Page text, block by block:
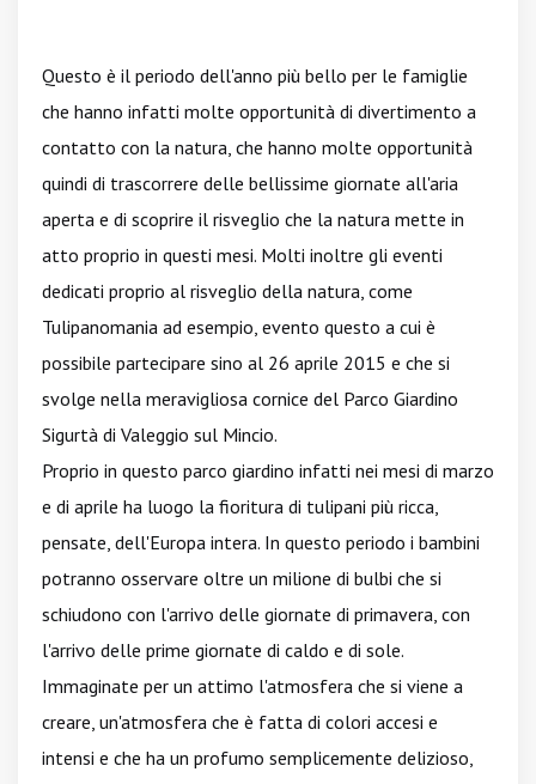
Questo è il periodo dell'anno più bello per le famiglie
che hanno infatti molte opportunità di divertimento a
contatto con la natura, che hanno molte opportunità
quindi di trascorrere delle bellissime giornate all'aria
aperta e di scoprire il risveglio che la natura mette in
atto proprio in questi mesi. Molti inoltre gli eventi
dedicati proprio al risveglio della natura, come
Tulipanomania ad esempio, evento questo a cui è
possibile partecipare sino al 26 aprile 2015 e che si
svolge nella meravigliosa cornice del Parco Giardino
Sigurtà di Valeggio sul Mincio.
Proprio in questo parco giardino infatti nei mesi di marzo
e di aprile ha luogo la fioritura di tulipani più ricca,
pensate, dell'Europa intera. In questo periodo i bambini
potranno osservare oltre un milione di bulbi che si
schiudono con l'arrivo delle giornate di primavera, con
l'arrivo delle prime giornate di caldo e di sole.
Immaginate per un attimo l'atmosfera che si viene a
creare, un'atmosfera che è fatta di colori accesi e
intensi e che ha un profumo semplicemente delizioso,